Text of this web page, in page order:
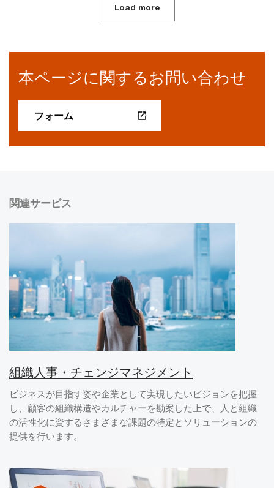
Load more
本ページに関するお問い合わせ
フォーム
関連サービス
組織人事・チェンジマネジメント
ビジネスが目指す姿や企業として実現したいビジョンを把握
し、顧客の組織構造やカルチャーを勘案した上で、人と組織
の活性化に資するさまざまな課題の特定とソリューションの
提供を行います。